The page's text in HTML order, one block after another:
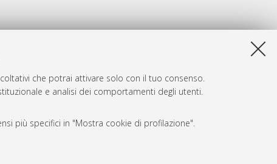
che potrai attivare solo con il tuo consenso.
e analisi dei comportamenti degli utenti.
più specifici in "Mostra cookie di profilazione".